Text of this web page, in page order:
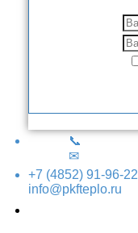
📞
✉
+7 (4852) 91-96-22
info@pkfteplo.ru